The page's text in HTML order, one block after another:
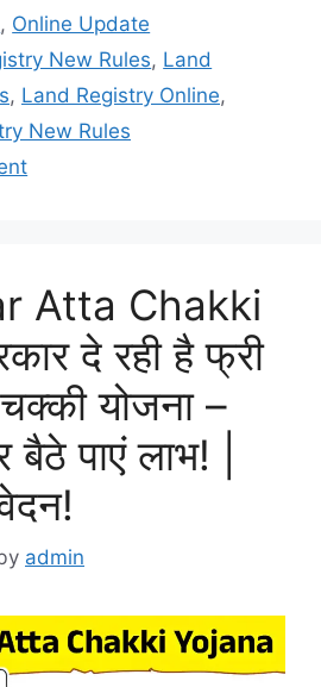
, Online Update
New Rules, Land
, Land Registry Online,
New Rules
Atta Chakki
दे रही है फ्री
योजना –
बैठे पाएं लाभ! |
admin